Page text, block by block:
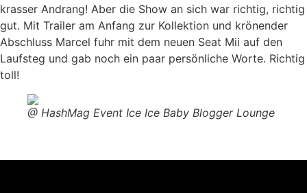
krasser Andrang! Aber die Show an sich war richtig, richtig
gut. Mit Trailer am Anfang zur Kollektion und krönender
Abschluss Marcel fuhr mit dem neuen Seat Mii auf den
Laufsteg und gab noch ein paar persönliche Worte. Richtig
toll!
@ HashMag Event Ice Ice Baby Blogger Lounge